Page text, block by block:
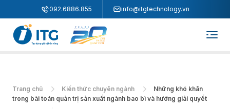
092.6886.855 info@itgtechnology.vn
Trang chủ Kiến thức chuyên ngành
Những khó khăn
trong bài toán quản trị sản xuất ngành bao bì và hướng giải quyết